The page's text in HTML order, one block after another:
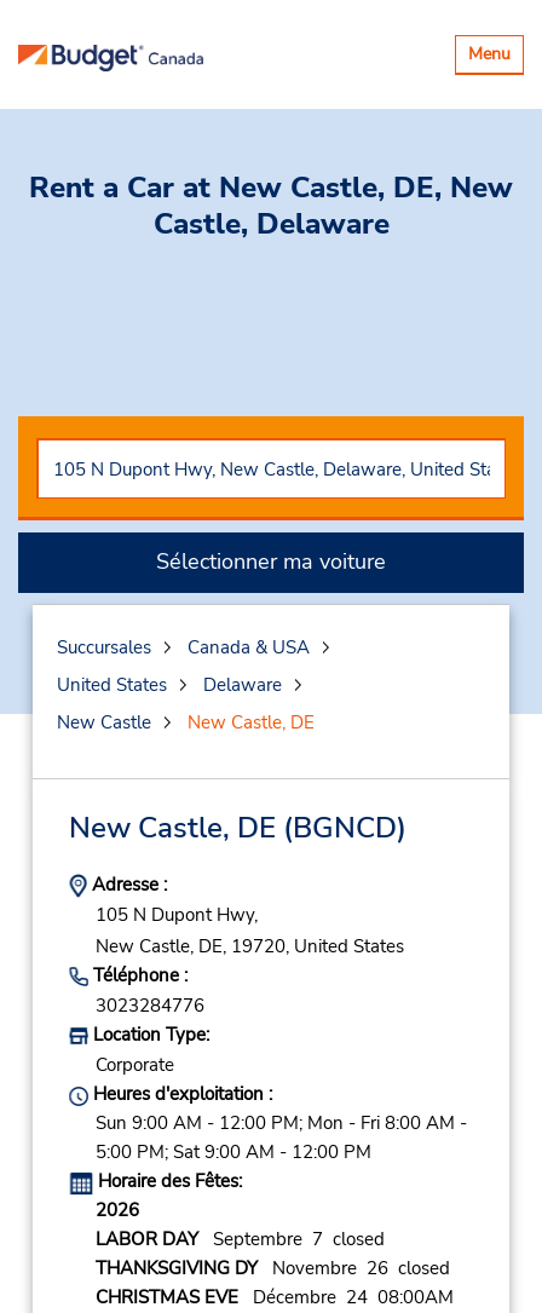
Basculer
la
Menu
Rent a Car at New Castle, DE, New
Castle, Delaware
Sélectionner ma voiture
Succursales
Canada & USA
United States
Delaware
New Castle
New Castle, DE
New Castle, DE (BGNCD)
Adresse :
105 N Dupont Hwy,
New Castle, DE, 19720, United States
Téléphone :
3023284776
Location Type:
Corporate
Heures d'exploitation :
Sun 9:00 AM - 12:00 PM; Mon - Fri 8:00 AM -
5:00 PM; Sat 9:00 AM - 12:00 PM
Horaire des Fêtes:
2026
LABOR DAYSeptembre 7 closed
THANKSGIVING DYNovembre 26 closed
CHRISTMAS EVEDécembre 24 08:00AM